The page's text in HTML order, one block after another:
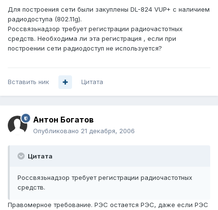
Для построения сети были закуплены DL-824 VUP+ с наличием
радиодоступа (802.11g).
Россвязьнадзор требует регистрации радиочастотных
средств. Необходима ли эта регистрация , если при
построении сети радиодоступ не используется?
Вставить ник Цитата
Антон Богатов
Опубликовано 21 декабря, 2006
Цитата
Россвязьнадзор требует регистрации радиочастотных
средств.
Правомерное требование. РЭС остается РЭС, даже если РЭС